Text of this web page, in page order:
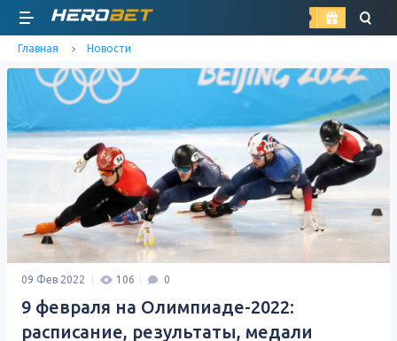
найти
Главная Новости
09 Фев 2022 106 0
9 февраля на Олимпиаде-2022:
расписание, результаты, медали